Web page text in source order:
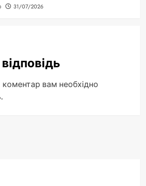
31/07/2026
вам необхідно
.